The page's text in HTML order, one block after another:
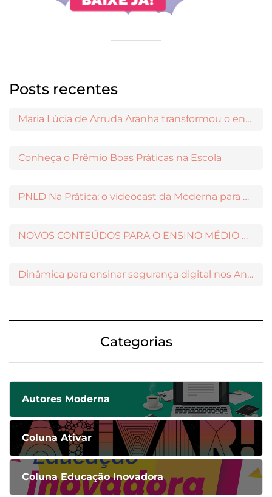
Posts recentes
Maria Lúcia de Arruda Aranha transformou o ensino de Filosofia no Brasil
Conheça o Prêmio Boas Práticas na Escola
PNLD Na Prática: o videocast da Moderna para apoiar a escolha das obras aprovadas
NOVOS CONTEÚDOS PARA O ENSINO MÉDIO DISPONÍVEIS NO MODERNAMIGOS
Dinâmica para ensinar segurança digital nos Anos Iniciais
Categorias
Autores Moderna
Coluna Ativar
Coluna Educação Inovadora